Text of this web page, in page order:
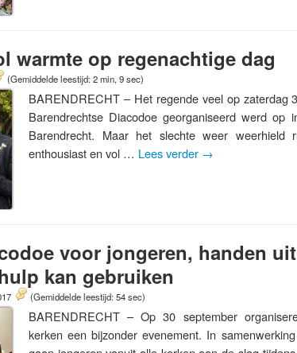
warmte op regenachtige dag
(Gemiddelde leestijd: 2 min, 9 sec)
BARENDRECHT – Het regende veel op zaterdag
Barendrechtse Diacodoe georganiseerd werd op
Barendrecht. Maar het slechte weer
enthousiast en vol … Lees verder →
voor jongeren, handen
kan gebruiken
(Gemiddelde leestijd: 54 sec)
BARENDRECHT – Op 30 september
kerken een bijzonder evenement. In